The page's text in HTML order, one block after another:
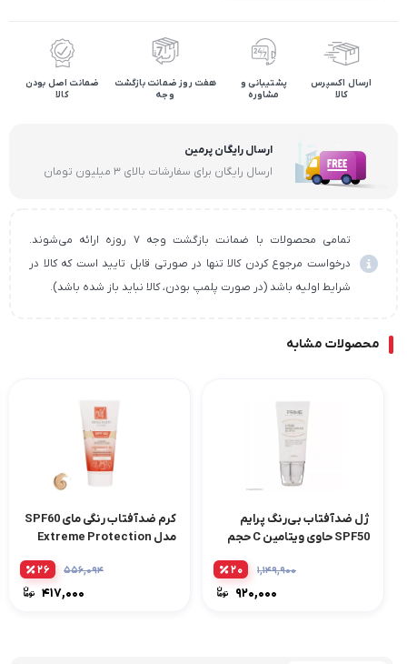
ارسال اکسپرس
کالا
پشتیبانی و
مشاوره
هفت روز ضمانت بازگشت
وجه
ضمانت اصل بودن
کالا
ارسال رایگان پرمین
ارسال رایگان برای سفارشات بالای ۳ میلیون تومان
تمامی محصولات با ضمانت بازگشت وجه ۷ روزه ارائه می‌شوند.
درخواست مرجوع کردن کالا تنها در صورتی قابل تایید است که کالا در
شرایط اولیه باشد (در صورت پلمپ بودن، کالا نباید باز شده باشد).
محصولات مشابه
ژل ضدآفتاب بی‌رنگ پرایم
SPF50 حاوی ویتامین C حجم
۱,۱۴۹,۹۰۰
۹۲۰,۰۰۰
۲۰
کرم ضدآفتاب رنگی مای SPF60
مدل Extreme Protection
۵۵۶,۰۹۴
۴۱۷,۰۰۰
۲۶